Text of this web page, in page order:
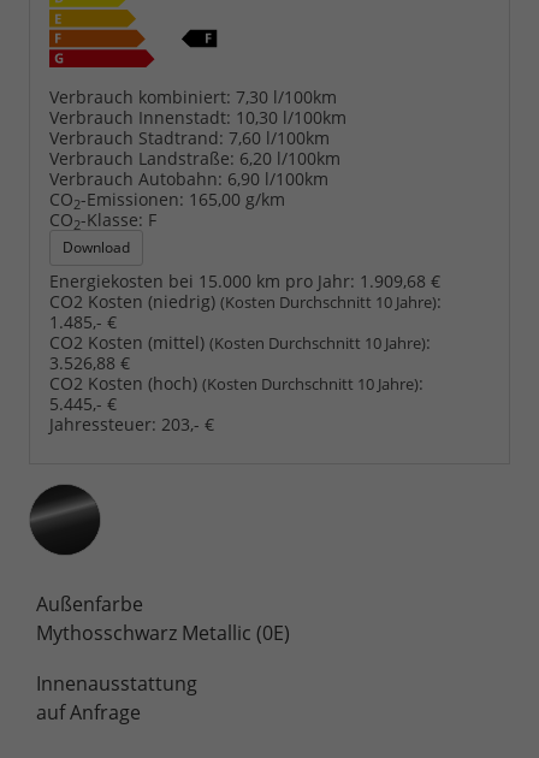
Verbrauch kombiniert: 7,30 l/100km
Verbrauch Innenstadt: 10,30 l/100km
Verbrauch Stadtrand: 7,60 l/100km
Verbrauch Landstraße: 6,20 l/100km
Verbrauch Autobahn: 6,90 l/100km
CO2-Emissionen: 165,00 g/km
CO2-Klasse: F
Download
Energiekosten bei 15.000 km pro Jahr: 1.909,68 €
CO2 Kosten (niedrig) (Kosten Durchschnitt 10 Jahre):
1.485,- €
CO2 Kosten (mittel) (Kosten Durchschnitt 10 Jahre):
3.526,88 €
CO2 Kosten (hoch) (Kosten Durchschnitt 10 Jahre):
5.445,- €
Jahressteuer: 203,- €
Außenfarbe
Mythosschwarz Metallic (0E)
Innenausstattung
auf Anfrage